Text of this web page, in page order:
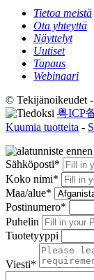
Tietoa meistä
Ota yhteyttä
Näyttelyt
Uutiset
Tapaus
Webinaari
© Tekijänoikeudet
粤ICP
Kuumia tuotteita -
Sähköposti*
Koko nimi*
Maa/alue*
Postinumero*
Puhelin
Tuotetyyppi
Viesti*